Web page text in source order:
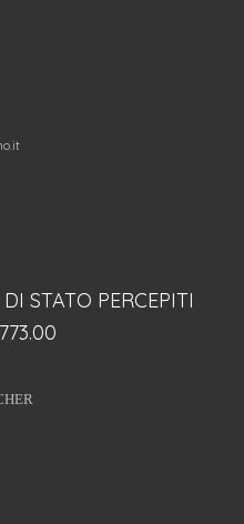
STATO PERCEPITI